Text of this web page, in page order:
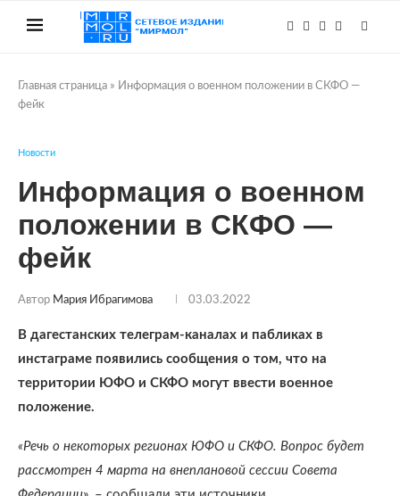
Главная страница » Информация о военном положении в СКФО —
фейк
Новости
Информация о военном
положении в СКФО —
фейк
Автор Мария Ибрагимова 03.03.2022
В дагестанских телеграм-каналах и пабликах в
инстаграме появились сообщения о том, что на
территории ЮФО и СКФО могут ввести военное
положение.
«Речь о некоторых регионах ЮФО и СКФО. Вопрос будет
рассмотрен 4 марта на внеплановой сессии Совета